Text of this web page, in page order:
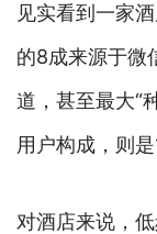
见实看到一家
的8成来源于微
道，甚至最大“
用户构成，则
对酒店来说，